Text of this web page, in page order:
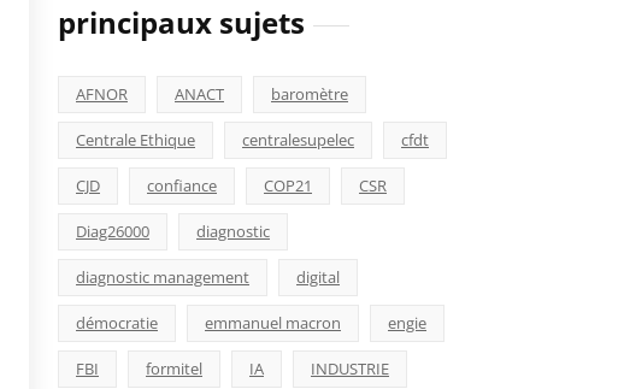
principaux sujets
AFNOR ANACT baromètre
Centrale Ethique centralesupelec cfdt
CJD confiance COP21 CSR
Diag26000 diagnostic
diagnostic management digital
démocratie emmanuel macron engie
FBI formitel IA INDUSTRIE